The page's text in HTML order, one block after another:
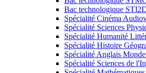
Bac technologique
Spécialité Cinéma
Spécialité Sciences
Spécialité Humanité
Spécialité Histoire
Spécialité Anglais
Spécialité Sciences de